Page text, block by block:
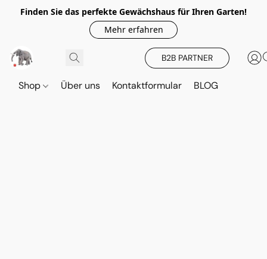
Finden Sie das perfekte Gewächshaus für Ihren Garten!
Mehr erfahren
B2B PARTNER
Shop Über uns Kontaktformular BLOG